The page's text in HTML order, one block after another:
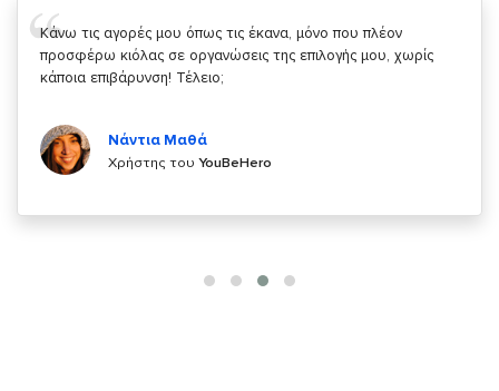
Σας ευχαριστώ που μας δίνετε την δυνατότητα να κάνουμε
κάτι!
Χρήστης τουYouBeHero